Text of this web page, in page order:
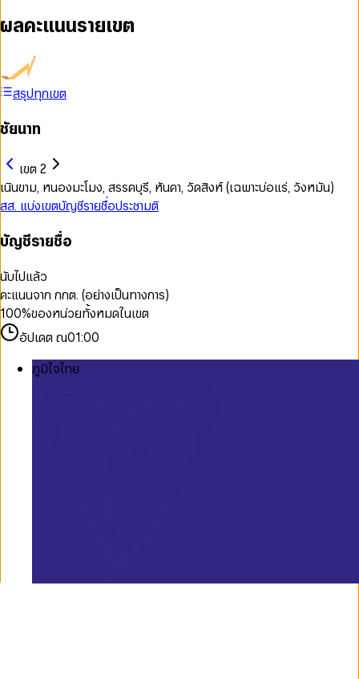
ผลคะแนนรายเขต
สรุปทุกเขต
ชัยนาท
เขต 2
เนินขาม, หนองมะโมง, สรรคบุรี, หันคา, วัดสิงห์ (เฉพาะบ่อแร่, วังหมัน)
สส. แบ่งเขตบัญชีรายชื่อประชามติ
บัญชีรายชื่อ
นับไปแล้ว
คะแนนจาก กกต. (อย่างเป็นทางการ)
100%ของหน่วยทั้งหมดในเขต
อัปเดต ณ01:00
ภูมิใจไทย